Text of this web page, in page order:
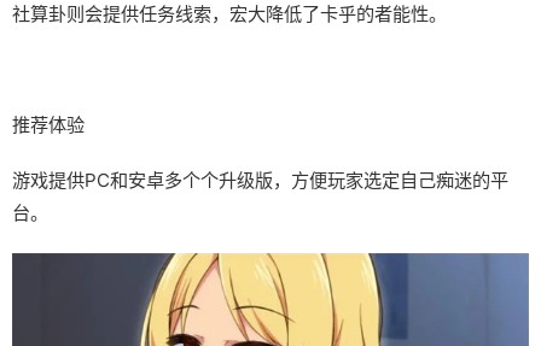
社算卦则会提供任务线索，宏大降低了卡乎的者能性。
推荐体验
游戏提供PC和安卓多个个升级版，方便玩家选定自己痴迷的平
台。